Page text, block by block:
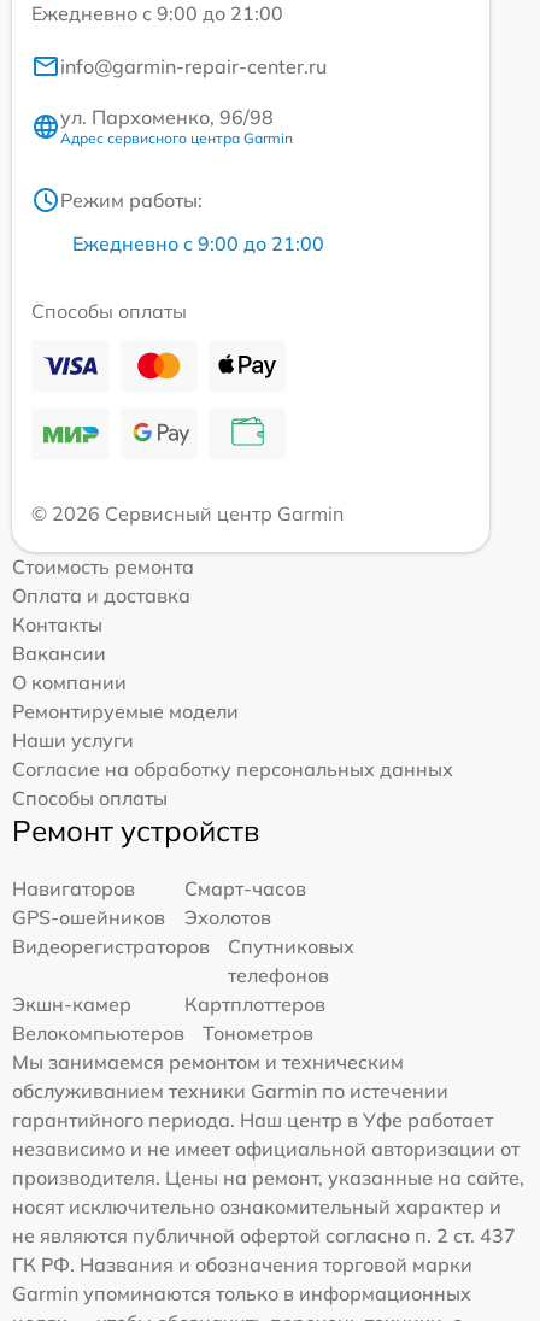
Ежедневно с 9:00 до 21:00
info@garmin-repair-center.ru
ул. Пархоменко, 96/98
Адрес сервисного центра Garmin
Режим работы:
Ежедневно с 9:00 до 21:00
Способы оплаты
© 2026 Сервисный центр Garmin
Стоимость ремонта
Оплата и доставка
Контакты
Вакансии
О компании
Ремонтируемые модели
Наши услуги
Согласие на обработку персональных данных
Способы оплаты
Ремонт устройств
Навигаторов
Смарт-часов
GPS-ошейников
Эхолотов
Видеорегистраторов
Спутниковых
телефонов
Экшн-камер
Картплоттеров
Велокомпьютеров
Тонометров
Мы занимаемся ремонтом и техническим
обслуживанием техники Garmin по истечении
гарантийного периода. Наш центр в Уфе работает
независимо и не имеет официальной авторизации от
производителя. Цены на ремонт, указанные на сайте,
носят исключительно ознакомительный характер и
не являются публичной офертой согласно п. 2 ст. 437
ГК РФ. Названия и обозначения торговой марки
Garmin упоминаются только в информационных